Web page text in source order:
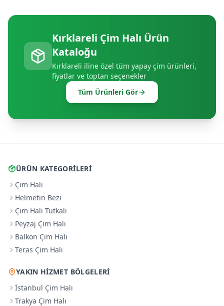
Kırklareli Çim Halı Ürün
Kataloğu
Kırklareli iline özel tüm yapay çim ürünleri,
fiyatlar ve toptan seçenekler
Tüm Ürünleri Gör
ÜRÜN KATEGORILERI
Çim Halı
Helmetin Bezi
Çim Halı Tutkalı
Peyzaj Çim Halı
Balkon Çim Halı
Teras Çim Halı
YAKIN HIZMET BÖLGELERI
İstanbul Çim Halı
Trakya Çim Halı